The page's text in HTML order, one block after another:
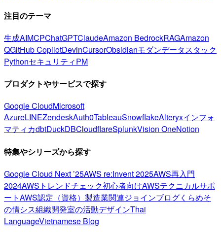
注目のテーマ
生成AIMCPChatGPTClaudeAmazon BedrockRAGAmazon
QGitHub CopilotDevinCursorObsidianモダンデータスタック
PythonセキュリティPM
プロダクトやサービスで探す
Google CloudMicrosoft
AzureLINEZendeskAuth0TableauSnowflakeAlteryxインフォ
マティカdbtDuckDBCloudflareSplunkVision OneNotion
特集やシリーズから探す
Google Cloud Next ’25AWS re:Invent 2025AWS再入門
2024AWSトレンドチェック初心者向けAWSテクニカルサポ
ートAWS認定（資格） 製造業関連ジョインブログくらめそ
の情シス組織開発室の活動デザインThai
LanguageVietnamese Blog